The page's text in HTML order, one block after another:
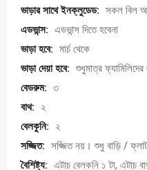
ভাড়ার সাথে ইনক্লুডেড: সকল বিল
এডভান্স: এডভান্স দিতে হবেনা
ভাড়া হবে: মার্চ থেকে
ভাড়া দেয়া হবে: শুধুমাত্র
বেডরুম: ৩
বাথ:
২
বেলকুনি:
২
সজ্জিত: সজ্জিত নয়। শুধু বাড়ি /
বৈশিষ্ট্য: এটাচ বেলকনি ১ টা, এটাচ